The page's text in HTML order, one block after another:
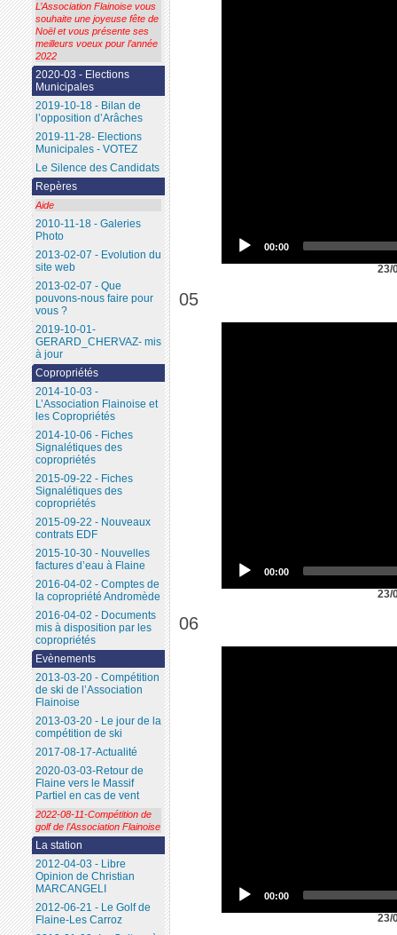
00:00
23/
05
00:00
23/
06
00:00
23/
L’Association Flainoise vous
souhaite une joyeuse fête de
Noël et vous présente ses
meilleurs voeux pour l’année
2022
2020-03 - Elections
Municipales
2019-10-18 - Bilan de
l’opposition d’Arâches
2019-11-28- Elections
Municipales - VOTEZ
Le Silence des Candidats
Repères
Aide
2010-11-18 - Galeries
Photo
2013-02-07 - Evolution du
site web
2013-02-07 - Que
pouvons-nous faire pour
vous ?
2019-10-01-
GERARD_CHERVAZ- mis
à jour
Copropriétés
2014-10-03 -
L’Association Flainoise et
les Copropriétés
2014-10-06 - Fiches
Signalétiques des
copropriétés
2015-09-22 - Fiches
Signalétiques des
copropriétés
2015-09-22 - Nouveaux
contrats EDF
2015-10-30 - Nouvelles
factures d’eau à Flaine
2016-04-02 - Comptes de
la copropriété Andromède
2016-04-02 - Documents
mis à disposition par les
copropriétés
Evènements
2013-03-20 - Compétition
de ski de l’Association
Flainoise
2013-03-20 - Le jour de la
compétition de ski
2017-08-17-Actualité
2020-03-03-Retour de
Flaine vers le Massif
Partiel en cas de vent
2022-08-11-Compétition de
golf de l’Association Flainoise
La station
2012-04-03 - Libre
Opinion de Christian
MARCANGELI
2012-06-21 - Le Golf de
Flaine-Les Carroz